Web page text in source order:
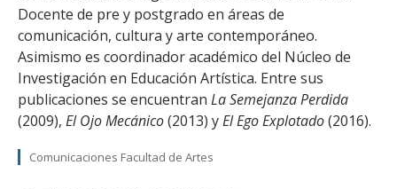
Docente de pre y postgrado en áreas de
comunicación, cultura y arte contemporáneo.
Asimismo es coordinador académico del Núcleo de
Investigación en Educación Artística. Entre sus
publicaciones se encuentran La Semejanza Perdida
(2009), El Ojo Mecánico(2013) yEl Ego Explotado(2016).
Comunicaciones Facultad de Artes